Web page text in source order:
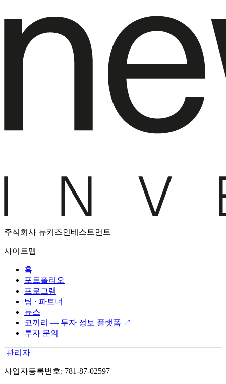
주식회사 뉴키즈인베스트먼트
사이트맵
홈
포트폴리오
프로그램
팀 · 파트너
뉴스
코끼리 — 투자 정보 플랫폼 ↗
투자 문의
관리자
사업자등록번호: 781-87-02597